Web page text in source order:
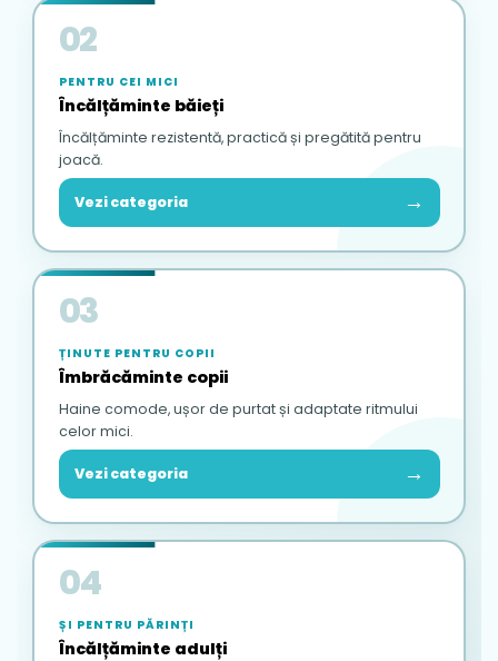
02
PENTRU CEI MICI
Încălțăminte băieți
Încălțăminte rezistentă, practică și pregătită pentru
joacă.
Vezi categoria →
03
ȚINUTE PENTRU COPII
Îmbrăcăminte copii
Haine comode, ușor de purtat și adaptate ritmului
celor mici.
Vezi categoria →
04
ȘI PENTRU PĂRINȚI
Încălțăminte adulți